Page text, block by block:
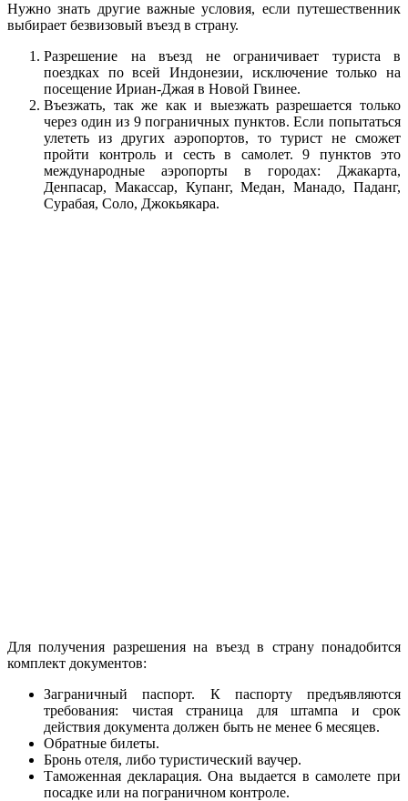
Нужно знать другие важные условия, если путешественник
выбирает безвизовый въезд в страну.
Разрешение на въезд не ограничивает туриста в
поездках по всей Индонезии, исключение только на
посещение Ириан-Джая в Новой Гвинее.
Въезжать, так же как и выезжать разрешается только
через один из 9 пограничных пунктов. Если попытаться
улететь из других аэропортов, то турист не сможет
пройти контроль и сесть в самолет. 9 пунктов это
международные аэропорты в городах: Джакарта,
Денпасар, Макассар, Купанг, Медан, Манадо, Паданг,
Сурабая, Соло, Джокьякара.
Для получения разрешения на въезд в страну понадобится
комплект документов:
Заграничный паспорт. К паспорту предъявляются
требования: чистая страница для штампа и срок
действия документа должен быть не менее 6 месяцев.
Обратные билеты.
Бронь отеля, либо туристический ваучер.
Таможенная декларация. Она выдается в самолете при
посадке или на пограничном контроле.